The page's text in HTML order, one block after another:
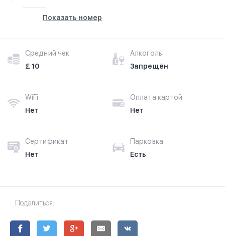
Показать номер
Средний чек
£ 10
Алкоголь
Запрещён
WiFi
Нет
Оплата картой
Нет
Сертификат
Нет
Парковка
Есть
Поделиться: